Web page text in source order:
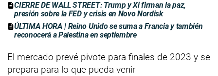
CIERRE DE WALL STREET: Trump y Xi firman la paz,
presión sobre la FED y crisis en Novo Nordisk
ÚLTIMA HORA | Reino Unido se suma a Francia y también
reconocerá a Palestina en septiembre
El mercado prevé pivote para finales de 2023 y se
prepara para lo que pueda venir